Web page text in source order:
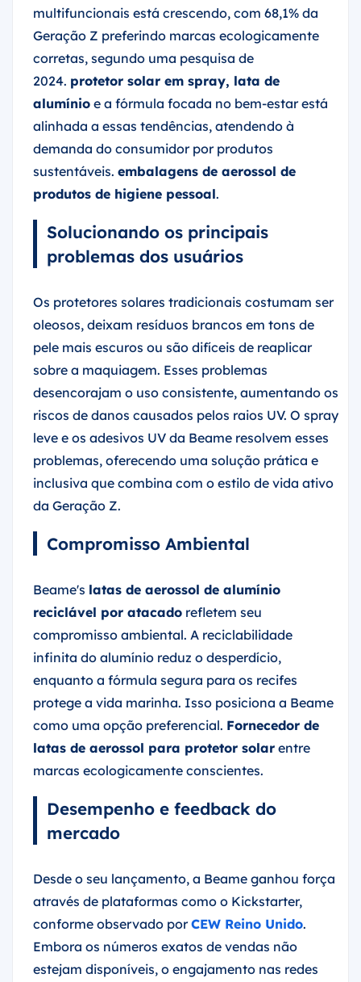
multifuncionais está crescendo, com 68,1% da
Geração Z preferindo marcas ecologicamente
corretas, segundo uma pesquisa de
2024. protetor solar em spray, lata de
alumínio e a fórmula focada no bem-estar está
alinhada a essas tendências, atendendo à
demanda do consumidor por produtos
sustentáveis. embalagens de aerossol de
produtos de higiene pessoal.
Solucionando os principais
problemas dos usuários
Os protetores solares tradicionais costumam ser
oleosos, deixam resíduos brancos em tons de
pele mais escuros ou são difíceis de reaplicar
sobre a maquiagem. Esses problemas
desencorajam o uso consistente, aumentando os
riscos de danos causados pelos raios UV. O spray
leve e os adesivos UV da Beame resolvem esses
problemas, oferecendo uma solução prática e
inclusiva que combina com o estilo de vida ativo
da Geração Z.
Compromisso Ambiental
Beame's latas de aerossol de alumínio
reciclável por atacado refletem seu
compromisso ambiental. A reciclabilidade
infinita do alumínio reduz o desperdício,
enquanto a fórmula segura para os recifes
protege a vida marinha. Isso posiciona a Beame
como uma opção preferencial. Fornecedor de
latas de aerossol para protetor solar entre
marcas ecologicamente conscientes.
Desempenho e feedback do
mercado
Desde o seu lançamento, a Beame ganhou força
através de plataformas como o Kickstarter,
conforme observado porCEW Reino Unido.
Embora os números exatos de vendas não
estejam disponíveis, o engajamento nas redes